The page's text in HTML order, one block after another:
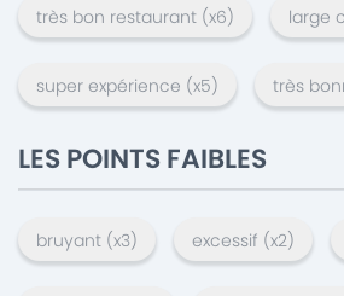
très bon restaurant (x6) large
super expérience (x5) très
LES POINTS FAIBLES
bruyant (x3) excessif (x2)